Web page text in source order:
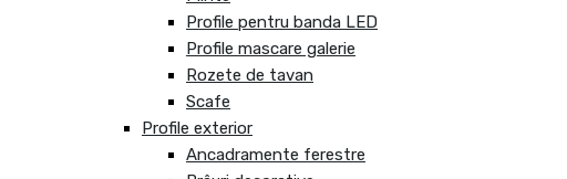
Profile pentru banda LED
Profile mascare galerie
Rozete de tavan
Scafe
Profile exterior
Ancadramente ferestre